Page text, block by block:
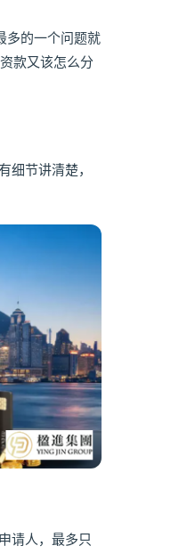
多的一个问题就
款又该怎么分
细节讲清楚，
请人，最多只